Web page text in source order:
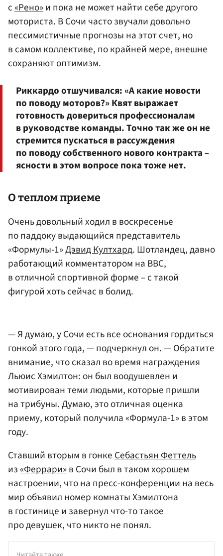
с«Рено»и пока не может найти себе другого
моториста. В Сочи часто звучали довольно
пессимистичные прогнозы на этот счет, но
в самом коллективе, по крайней мере, внешне
сохраняют оптимизм.
Риккардо отшучивался: «А какие новости
по поводу моторов?» Квят выражает
готовность довериться профессионалам
в руководстве команды. Точно так же он не
стремится пускаться в рассуждения
по поводу собственного нового контракта –
ясности в этом вопросе пока тоже нет.
О теплом приеме
Очень довольный ходил в воскресенье
по паддоку выдающийся представитель
«Формулы-1»Дэвид Култхард. Шотландец, давно
работающий комментатором на ВВС,
в отличной спортивной форме – с такой
фигурой хоть сейчас в болид.
— Я думаю, у Сочи есть все основания гордиться
гонкой этого года, — подчеркнул он. — Обратите
внимание, что сказал во время награждения
Льюис Хэмилтон: он был воодушевлен и
мотивирован теми людьми, которые пришли
на трибуны. Думаю, это отличная оценка
приему, который получила «Формула-1» в этом
году.
Ставший вторым в гонкеСебастьян Феттель
из«Феррари»в Сочи был в таком хорошем
настроении, что на пресс-конференции на весь
мир объявил номер комнаты Хэмилтона
в гостинице и завернул что-то такое
про девушек, что никто не понял.